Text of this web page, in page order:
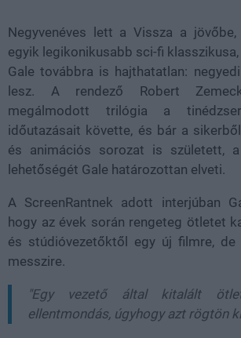
Negyvenéves lett a Vissza a
egyik legikonikusabb sci-fi
Gale továbbra is hajthatatlan:
lesz. A rendező Robert
megálmodott trilógia a
időutazásait követte, és bár a
és animációs sorozat is született,
lehetőségét Gale határozottan elveti.
A ScreenRantnek adott interjúban
hogy az évek során rengeteg ötletet
és stúdióvezetőktől egy új filmre,
messzire.
"Egy vezető által kitalált
ellentmondás, úgyhogy azt rögtön